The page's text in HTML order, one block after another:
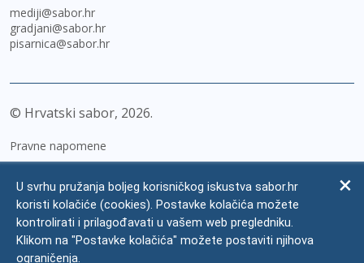
mediji@sabor.hr
gradjani@sabor.hr
pisarnica@sabor.hr
© Hrvatski sabor, 2026
Pravne napomene
Zaštita osobnih podataka
Impressum
Česta pitanja
U svrhu pružanja boljeg korisničkog iskustva sabor.hr
koristi kolačiće (cookies). Postavke kolačića možete
kontrolirati i prilagođavati u vašem web pregledniku.
Klikom na "Postavke kolačića" možete postaviti njihova
ograničenja.